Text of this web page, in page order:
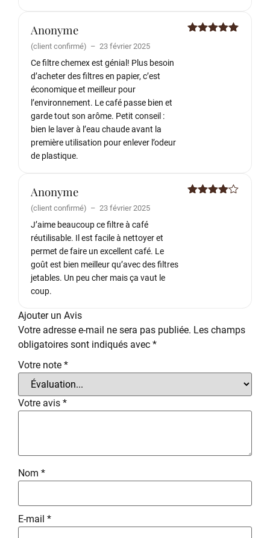
Anonyme
(client confirmé) – 23 février 2025
Ce filtre chemex est génial! Plus besoin
d’acheter des filtres en papier, c’est
économique et meilleur pour
l’environnement. Le café passe bien et
garde tout son arôme. Petit conseil :
bien le laver à l’eau chaude avant la
première utilisation pour enlever l’odeur
de plastique.
Anonyme
(client confirmé) – 23 février 2025
J’aime beaucoup ce filtre à café
réutilisable. Il est facile à nettoyer et
permet de faire un excellent café. Le
goût est bien meilleur qu’avec des filtres
jetables. Un peu cher mais ça vaut le
coup.
Ajouter un Avis
Votre adresse e-mail ne sera pas publiée. Les champs
obligatoires sont indiqués avec *
Votre note *
Votre avis *
Nom *
E-mail *